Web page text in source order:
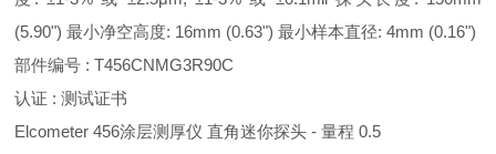
(5.90") 最小净空高度: 16mm (0.63") 最小样本直径: 4mm (0.16")
部件编号 : T456CNMG3R90C
认证 : 测试证书
Elcometer 456涂层测厚仪 直角迷你探头 - 量程 0.5